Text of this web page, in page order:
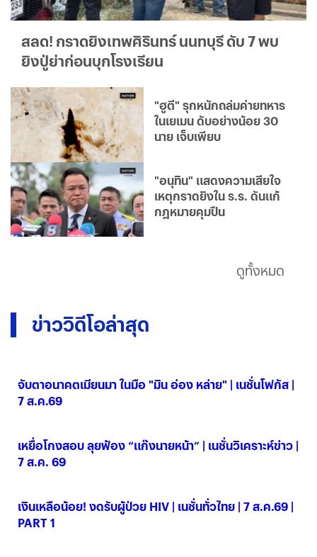
สลด! กราดยิงเทพศิรินทร์ นนทบุรี ดับ 7 พบ
ยิงปู่ย่าก่อนบุกโรงเรียน
"ฮูตี" รุกหนักถล่มค่ายทหาร
ในเยเมน ดับอย่างน้อย 30
นาย เจ็บเพียบ
"อนุทิน" แสดงความเสียใจ
เหตุกราดยิงใน ร.ร. ดันแก้
กฎหมายคุมปืน
ดูทั้งหมด
ข่าววิดีโอล่าสุด
จับตาอนาคตเมียนมา ในมือ "มิน อ่อง หล่าย" | เนชั่นโฟกัส |
7 ส.ค.69
เหยื่อโกงสอบ ลุยฟ้อง “แก๊งนายหน้า” | เนชั่นวิเคราะห์ข่าว |
7 ส.ค. 69
เงินเหลือน้อย! งดรับผู้ป่วย HIV | เนชั่นทั่วไทย | 7 ส.ค.69 |
PART 1